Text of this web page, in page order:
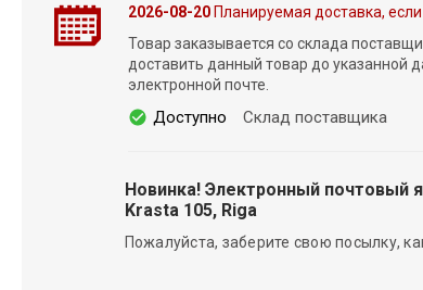
2026-08-20Планируемая доставка,
Товар заказывается со склада
доставить данный товар до указанной
электронной почте.
Доступно Склад поставщика
Новинка! Электронный почтовый
Krasta 105, Riga
Пожалуйста, заберите свою посылку,